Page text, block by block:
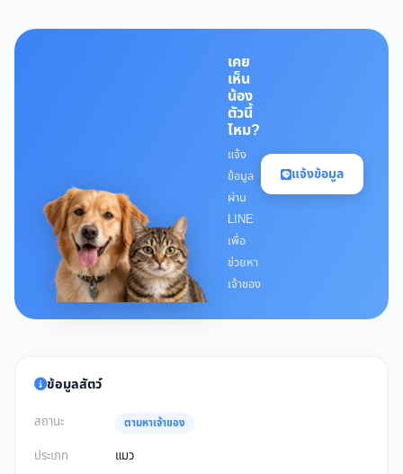
เคย
เห็น
น้อง
ตัวนี้
ไหม?
แจ้ง
ข้อมูล
ผ่าน
LINE
เพื่อ
ช่วยหา
เจ้าของ
แจ้งข้อมูล
ข้อมูลสัตว์
สถานะ ตามหาเจ้าของ
ประเภท
แมว